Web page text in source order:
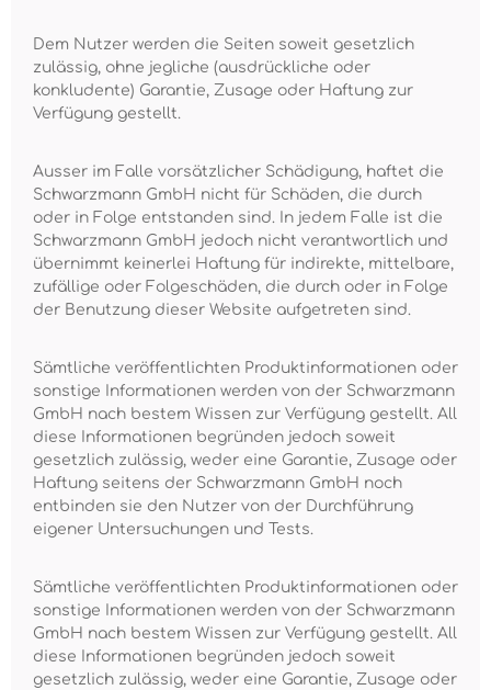
Dem Nutzer werden die Seiten soweit gesetzlich
zulässig, ohne jegliche (ausdrückliche oder
konkludente) Garantie, Zusage oder Haftung zur
Verfügung gestellt.
Ausser im Falle vorsätzlicher Schädigung, haftet die
Schwarzmann GmbH nicht für Schäden, die durch
oder in Folge entstanden sind. In jedem Falle ist die
Schwarzmann GmbH jedoch nicht verantwortlich und
übernimmt keinerlei Haftung für indirekte, mittelbare,
zufällige oder Folgeschäden, die durch oder in Folge
der Benutzung dieser Website aufgetreten sind.
Sämtliche veröffentlichten Produktinformationen oder
sonstige Informationen werden von der Schwarzmann
GmbH nach bestem Wissen zur Verfügung gestellt. All
diese Informationen begründen jedoch soweit
gesetzlich zulässig, weder eine Garantie, Zusage oder
Haftung seitens der Schwarzmann GmbH noch
entbinden sie den Nutzer von der Durchführung
eigener Untersuchungen und Tests.
Sämtliche veröffentlichten Produktinformationen oder
sonstige Informationen werden von der Schwarzmann
GmbH nach bestem Wissen zur Verfügung gestellt. All
diese Informationen begründen jedoch soweit
gesetzlich zulässig, weder eine Garantie, Zusage oder